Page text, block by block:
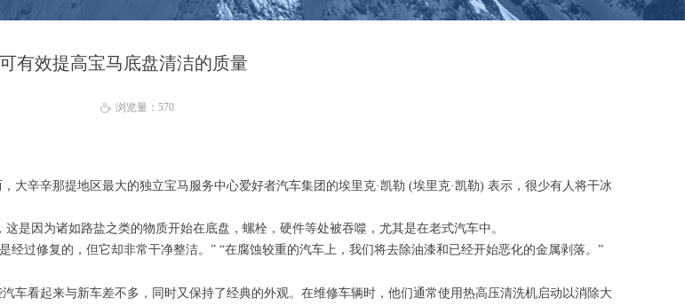
有效提高宝马底盘清洁的质量
大辛辛那提地区最大的独立宝马服务中心爱好者汽车集团的埃里克·凯勒 (埃里克·凯勒) 表示，很少有人将干冰
是因为诸如路盐之类的物质开始在底盘，螺栓，硬件等处被吞噬，尤其是在老式汽车中。
过修复的，但它却非常干净整洁。” “在腐蚀较重的汽车上，我们将去除油漆和已经开始恶化的金属剥落。”
车看起来与新车差不多，同时又保持了经典的外观。在维修车辆时，他们通常使用热高压清洗机启动以消除大
ꄘ 浏览量： 570